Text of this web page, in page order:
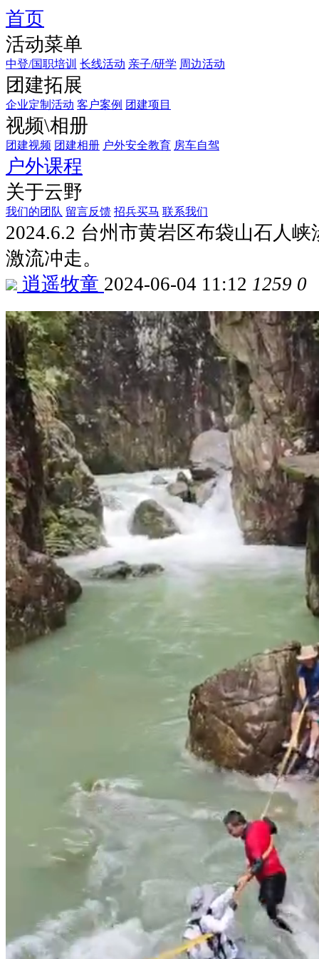
首页
活动菜单
中登/国职培训 长线活动 亲子/研学 周边活动
团建拓展
企业定制活动 客户案例 团建项目
视频\相册
团建视频 团建相册 户外安全教育 房车自驾
户外课程
关于云野
我们的团队 留言反馈 招兵买马 联系我们
2024.6.2 台州市黄岩区布袋山石人
激流冲走。
逍遥牧童 2024-06-04 11:12 1259 0